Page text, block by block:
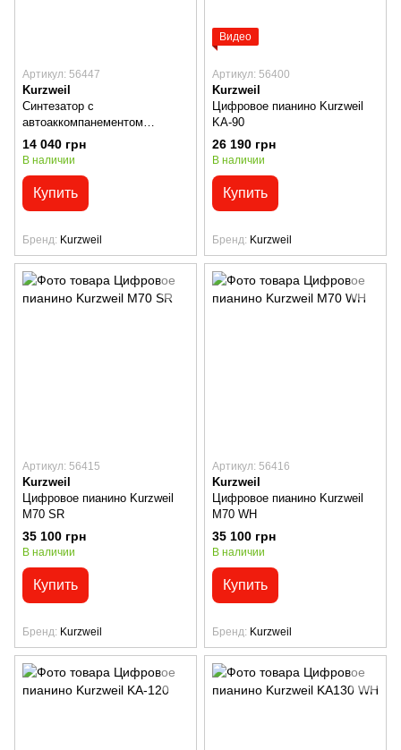
Артикул: 56447
Kurzweil
Синтезатор с
автоаккомпанементом
Kurzweil KP110 WH
14 040 грн
В наличии
Купить
Бренд Kurzweil
Видео
Артикул: 56400
Kurzweil
Цифровое пианино Kurzweil
KA-90
26 190 грн
В наличии
Купить
Бренд Kurzweil
Артикул: 56415
Kurzweil
Цифровое пианино Kurzweil
M70 SR
35 100 грн
В наличии
Купить
Бренд Kurzweil
Артикул: 56416
Kurzweil
Цифровое пианино Kurzweil
M70 WH
35 100 грн
В наличии
Купить
Бренд Kurzweil